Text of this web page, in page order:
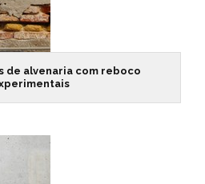
de alvenaria com reboco